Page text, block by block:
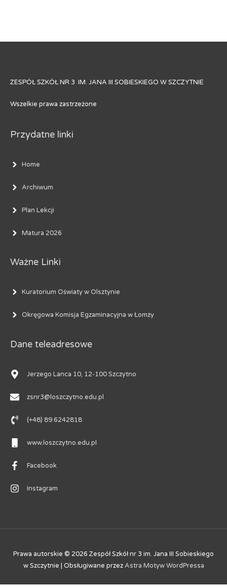
ZESPÓŁ SZKÓŁ NR 3 IM. JANA III SOBIESKIEGO W SZCZYTNIE
Wszelkie prawa zastrzeżone
Przydatne linki
Home
Archiwum
Plan Lekcji
Matura 2026
Ważne Linki
Kuratorium Oświaty w Olsztynie
Okręgowa Komisja Egzaminacyjna w Łomży
Dane teleadresowe
Jerzego Lanca 10, 12-100 Szczytno
zsnr3@loszczytno.edu.pl
(+48) 89 6242818
www.loszczytno.edu.pl
Facebook
Instagram
Prawa autorskie © 2026 Zespół Szkół nr 3 im. Jana III Sobieskiego
w Szczytnie | Obsługiwane przezAstra Motyw WordPressa